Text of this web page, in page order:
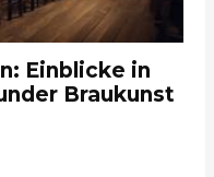
Einblicke in
Braukunst